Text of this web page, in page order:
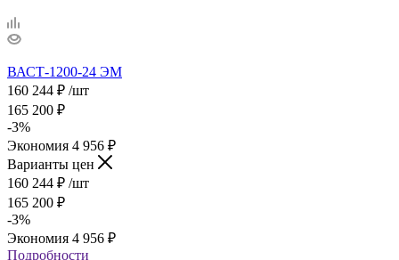
ВАСТ-1200-24 ЭМ
160 244 ₽ /шт
165 200 ₽
-3%
Экономия 4 956 ₽
Варианты цен
160 244 ₽ /шт
165 200 ₽
-3%
Экономия 4 956 ₽
Подробности